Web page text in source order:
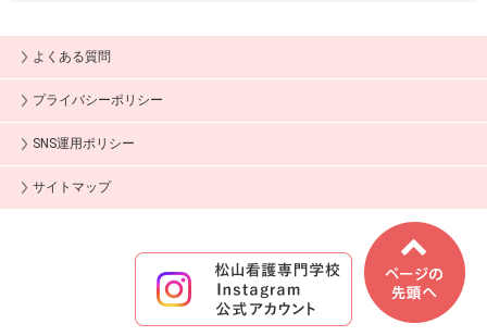
よくある質問
プライバシーポリシー
SNS運用ポリシー
サイトマップ